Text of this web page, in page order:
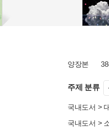
양장본
주제 분류
국내도서 >
국내도서 >